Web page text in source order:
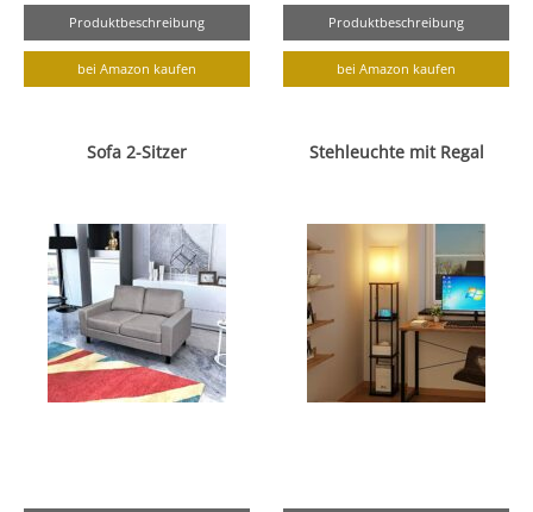
Produktbeschreibung
bei Amazon kaufen
Produktbeschreibung
bei Amazon kaufen
Sofa 2-Sitzer Stehleuchte mit Regal